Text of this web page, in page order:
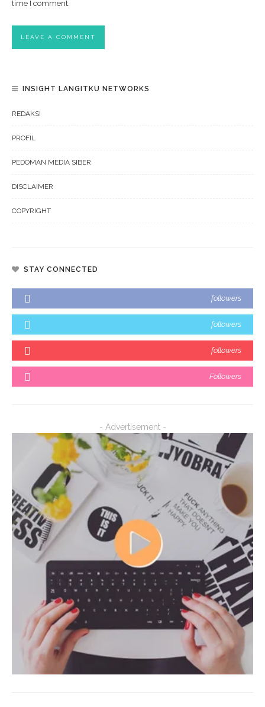
time I comment.
INSIGHT LANGITKU NETWORKS
REDAKSI
PROFIL
PEDOMAN MEDIA SIBER
DISCLAIMER
COPYRIGHT
STAY CONNECTED
followers
followers
followers
Followers
- Advertisement -